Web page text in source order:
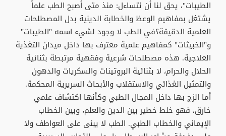
الطيبات"، يحق لنا أن نتساءل: منذ متى أصبح الطب علماً
يشتغل بمفاهيم الوعظ والخطابة الدينية بدل المصطلحات
العلمية الدقيقة؟في الطب لا وجود لشيء اسمه "الطيبات"
و"الخبيثات" كمفاهيم علمية معترف بها داخل ميدان التغذية
العلاجية. هذه مصطلحات شرعية وفقهية مرتبطة بثنائية
الحلال والحرام، لا بثنائية البروتينات والسكريات والدهون
والتمثيل الغذائي والاستقلاب والأبحاث السريرية المحكمة.
أما الزج بها داخل المجال الطبي وكأنها اكتشاف علمي
خارق، فهو خلط خطير بين الدين والعلم، وبين الخطاب
الإيماني والخطاب الطبي. الطب لا يبنى على العواطف ولا